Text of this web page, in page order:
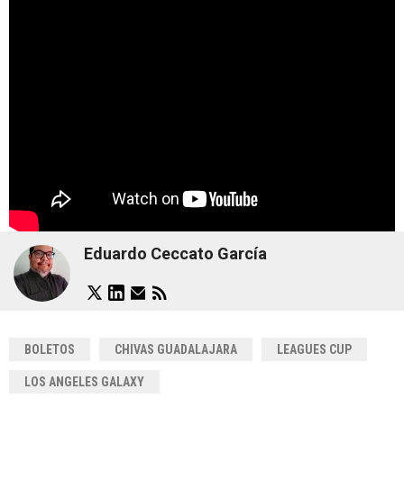
Eduardo Ceccato García
BOLETOS CHIVAS GUADALAJARA LEAGUES CUP
LOS ANGELES GALAXY